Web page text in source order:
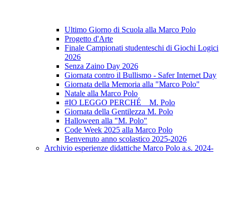
Ultimo Giorno di Scuola alla Marco Polo
Progetto d'Arte
Finale Campionati studenteschi di Giochi Logici
2026
Senza Zaino Day 2026
Giornata contro il Bullismo - Safer Internet Day
Giornata della Memoria alla "Marco Polo"
Natale alla Marco Polo
#IO LEGGO PERCHÉ _ M. Polo
Giornata della Gentilezza M. Polo
Halloween alla "M. Polo"
Code Week 2025 alla Marco Polo
Benvenuto anno scolastico 2025-2026
Archivio esperienze didattiche Marco Polo a.s. 2024-